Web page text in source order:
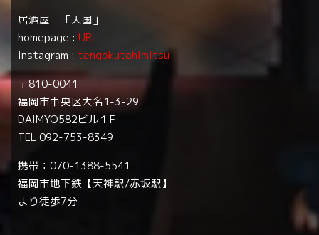
居酒屋 「天国」
homepage : URL
instagram : tengokutohimitsu
〒810-0041
福岡市中央区大名1-3-29
DAIMYO582ビル１F
TEL 092-753-8349
携帯：070-1388-5541
福岡市地下鉄【天神駅/赤坂駅】
より徒歩7分